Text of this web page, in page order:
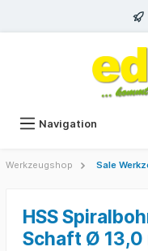
Navigation
Werkzeugshop Sale
HSS
Schaft Ø 13,0